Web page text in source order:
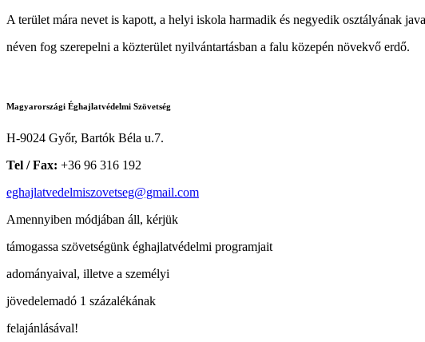
A terület mára nevet is kapott, a helyi iskola harmadik és negyedik osztályának
néven fog szerepelni a közterület nyilvántartásban a falu közepén növekvő erdő.
Magyarországi Éghajlatvédelmi Szövetség
H-9024 Győr, Bartók Béla u.7.
Tel / Fax: +36 96 316 192
eghajlatvedelmiszovetseg@gmail.com
Amennyiben módjában áll, kérjük
támogassa szövetségünk éghajlatvédelmi programjait
adományaival, illetve a személyi
jövedelemadó 1 százalékának
felajánlásával!